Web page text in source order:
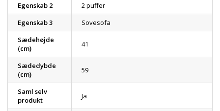
Egenskab 2
2 puffer
Egenskab 3
Sovesofa
Sædehøjde
(cm)
41
Sædedybde
(cm)
59
Saml selv
produkt
Ja